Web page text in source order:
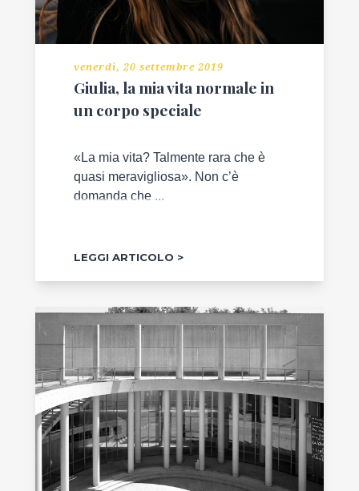
venerdì, 20 settembre 2019
Giulia, la mia vita normale in
un corpo speciale
«La mia vita? Talmente rara che è
quasi meravigliosa». Non c’è
domanda che ...
LEGGI ARTICOLO